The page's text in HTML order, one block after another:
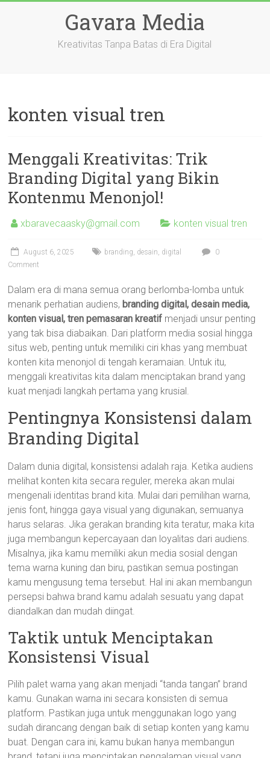
Gavara Media
Kreativitas Tanpa Batas di Era Digital
konten visual tren
Menggali Kreativitas: Trik
Branding Digital yang Bikin
Kontenmu Menonjol!
xbaravecaasky@gmail.com konten visual tren
August 6, 2025 branding, desain, digital
0
Comment
Dalam era di mana semua orang berlomba-lomba untuk
menarik perhatian audiens, branding digital, desain media,
konten visual, tren pemasaran kreatif menjadi unsur penting
yang tak bisa diabaikan. Dari platform media sosial hingga
situs web, penting untuk memiliki ciri khas yang membuat
konten kita menonjol di tengah keramaian. Untuk itu,
menggali kreativitas kita dalam menciptakan brand yang
kuat menjadi langkah pertama yang krusial.
Pentingnya Konsistensi dalam
Branding Digital
Dalam dunia digital, konsistensi adalah raja. Ketika audiens
melihat konten kita secara reguler, mereka akan mulai
mengenali identitas brand kita. Mulai dari pemilihan warna,
jenis font, hingga gaya visual yang digunakan, semuanya
harus selaras. Jika gerakan branding kita teratur, maka kita
juga membangun kepercayaan dan loyalitas dari audiens.
Misalnya, jika kamu memiliki akun media sosial dengan
tema warna kuning dan biru, pastikan semua postingan
kamu mengusung tema tersebut. Hal ini akan membangun
persepsi bahwa brand kamu adalah sesuatu yang dapat
diandalkan dan mudah diingat.
Taktik untuk Menciptakan
Konsistensi Visual
Pilih palet warna yang akan menjadi “tanda tangan” brand
kamu. Gunakan warna ini secara konsisten di semua
platform. Pastikan juga untuk menggunakan logo yang
sudah dirancang dengan baik di setiap konten yang kamu
buat. Dengan cara ini, kamu bukan hanya membangun